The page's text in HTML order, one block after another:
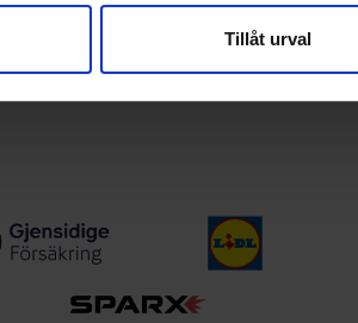
trafik. Vi vidarebefordrar även sådana
och analysföretag som vi
har tillhandahållit eller som de har
Tillåt urval
vid viktiga händelser